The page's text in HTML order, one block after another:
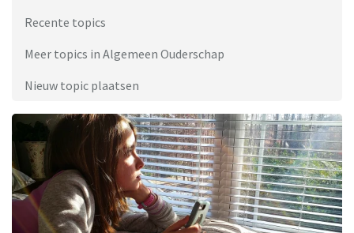
Recente topics
Meer topics in Algemeen Ouderschap
Nieuw topic plaatsen